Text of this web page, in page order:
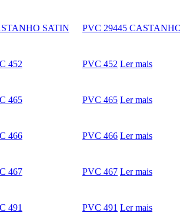
PVC 29445
PVC 452 Ler mais
PVC 465 Ler mais
PVC 466 Ler mais
PVC 467 Ler mais
PVC 491 Ler mais